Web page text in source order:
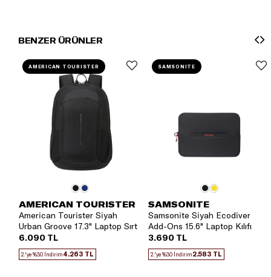
BENZER ÜRÜNLER
AMERICAN TOURISTER
American Tourister Siyah
Urban Groove 17.3" Laptop Sırt
Çantası
6.090 TL
2.'ye %30 İndirim4.263 TL
AMERICAN TOURISTER
SAMSONITE
Samsonite Siyah Ecodiver
Add-Ons 15.6" Laptop Kılıfı
3.690 TL
2.'ye %30 İndirim2.583 TL
SAMSONITE